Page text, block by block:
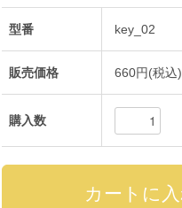
型番 key_02
販売価格 660円(税込)
購入数